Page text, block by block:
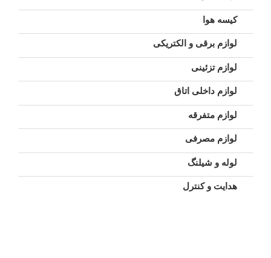
کیسه هوا
لوازم برقی و الکتریکی
لوازم تزئینی
لوازم داخلی اتاق
لوازم متفرقه
لوازم مصرفی
لوله و شیلنگ
هدایت و کنترل